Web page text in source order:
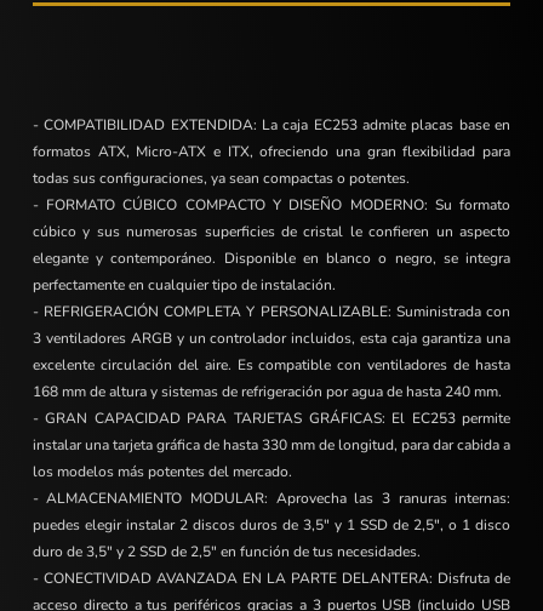
- COMPATIBILIDAD EXTENDIDA: La caja EC253 admite placas base en
formatos ATX, Micro-ATX e ITX, ofreciendo una gran flexibilidad para
todas sus configuraciones, ya sean compactas o potentes.
- FORMATO CÚBICO COMPACTO Y DISEÑO MODERNO: Su formato
cúbico y sus numerosas superficies de cristal le confieren un aspecto
elegante y contemporáneo. Disponible en blanco o negro, se integra
perfectamente en cualquier tipo de instalación.
- REFRIGERACIÓN COMPLETA Y PERSONALIZABLE: Suministrada con
3 ventiladores ARGB y un controlador incluidos, esta caja garantiza una
excelente circulación del aire. Es compatible con ventiladores de hasta
168 mm de altura y sistemas de refrigeración por agua de hasta 240 mm.
- GRAN CAPACIDAD PARA TARJETAS GRÁFICAS: El EC253 permite
instalar una tarjeta gráfica de hasta 330 mm de longitud, para dar cabida a
los modelos más potentes del mercado.
- ALMACENAMIENTO MODULAR: Aprovecha las 3 ranuras internas:
puedes elegir instalar 2 discos duros de 3,5″ y 1 SSD de 2,5″, o 1 disco
duro de 3,5″ y 2 SSD de 2,5″ en función de tus necesidades.
- CONECTIVIDAD AVANZADA EN LA PARTE DELANTERA: Disfruta de
acceso directo a tus periféricos gracias a 3 puertos USB (incluido USB